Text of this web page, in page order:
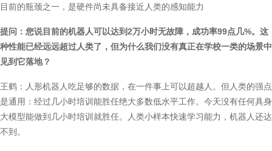
目前的瓶颈之一，是硬件尚未具备接近人类的感知能力
提问：您说目前的机器人可以达到2万小时无故障，成功率99点几%。这
种性能已经远远超过人类了，但为什么我们没有真正在学校一类的场景中
见到它落地？
王鹤：人形机器人吃足够的数据，在一件事上可以超越人。但人类的强点
是通用：经过几小时培训能胜任绝大多数低水平工作。今天没有任何具身
大模型能做到几小时培训就胜任。人类小样本快速学习能力，机器人还达
不到。